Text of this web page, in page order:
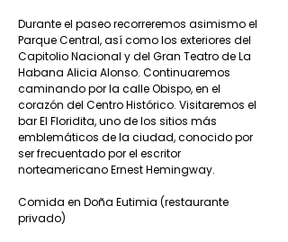
Durante el paseo recorreremos asimismo el
Parque Central, así como los exteriores del
Capitolio Nacional y del Gran Teatro de La
Habana Alicia Alonso. Continuaremos
caminando por la calle Obispo, en el
corazón del Centro Histórico. Visitaremos el
bar El Floridita, uno de los sitios más
emblemáticos de la ciudad, conocido por
ser frecuentado por el escritor
norteamericano Ernest Hemingway.
Comida en Doña Eutimia (restaurante
privado)